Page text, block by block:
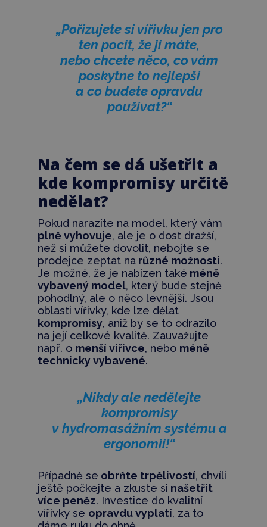
„Pořizujete si vířivku jen pro
ten pocit, že ji máte,
nebo chcete něco, co vám
poskytne to nejlepší
a co budete opravdu
používat?“
Na čem se dá ušetřit a
kde kompromisy určitě
nedělat?
Pokud narazíte na model, který vám
plně vyhovuje, ale je o dost dražší,
než si můžete dovolit, nebojte se
prodejce zeptat narůzné možnosti.
Je možné, že je nabízen také méně
vybavený model, který bude stejně
pohodlný, ale o něco levnější. Jsou
oblasti vířivky, kde lze dělat
kompromisy, aniž by se to odrazilo
na její celkové kvalitě. Zauvažujte
např. o menší vířivce, nebo méně
technicky vybavené.
„Nikdy ale nedělejte
kompromisy
v hydromasážním systému a
ergonomii!“
Případně se obrňte trpělivostí, chvíli
ještě počkejte a zkuste si našetřit
více peněz. Investice do kvalitní
vířivky se opravdu vyplatí, za to